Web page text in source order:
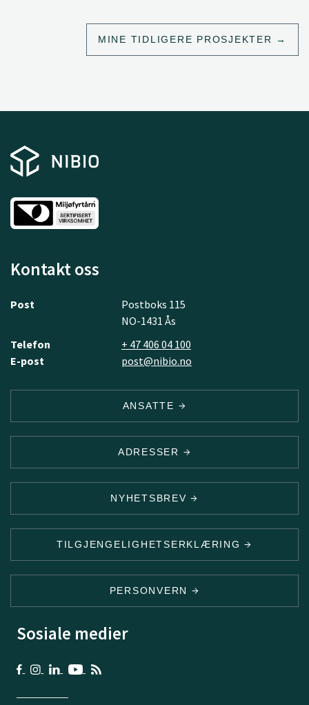
MINE TIDLIGERE PROSJEKTER
Kontakt oss
Post
Postboks 115
NO-1431 Ås
Telefon
+ 47 406 04 100
E-post
post@nibio.no
ANSATTE
ADRESSER
NYHETSBREV
TILGJENGELIGHETSERKLÆRING
PERSONVERN
Sosiale medier